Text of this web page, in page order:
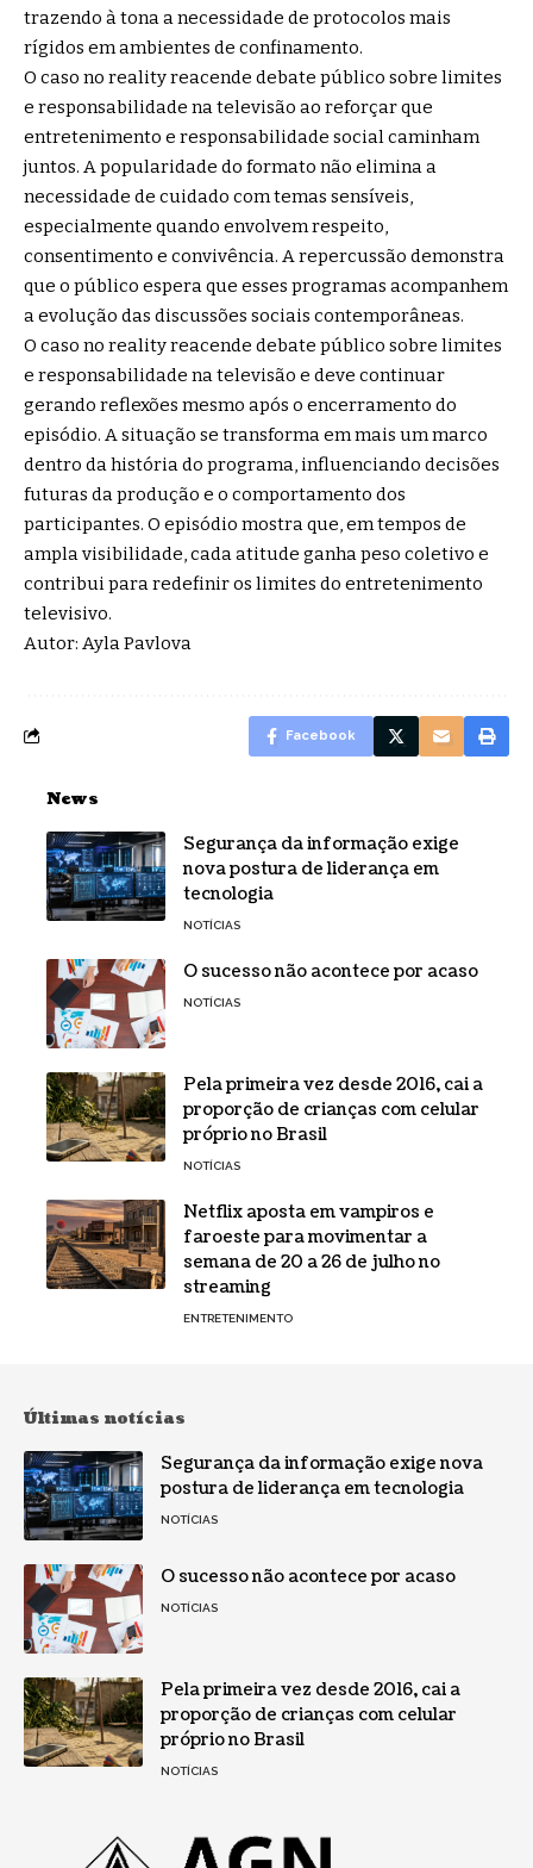
trazendo à tona a necessidade de protocolos mais
rígidos em ambientes de confinamento.
O caso no reality reacende debate público sobre limites
e responsabilidade na televisão ao reforçar que
entretenimento e responsabilidade social caminham
juntos. A popularidade do formato não elimina a
necessidade de cuidado com temas sensíveis,
especialmente quando envolvem respeito,
consentimento e convivência. A repercussão demonstra
que o público espera que esses programas acompanhem
a evolução das discussões sociais contemporâneas.
O caso no reality reacende debate público sobre limites
e responsabilidade na televisão e deve continuar
gerando reflexões mesmo após o encerramento do
episódio. A situação se transforma em mais um marco
dentro da história do programa, influenciando decisões
futuras da produção e o comportamento dos
participantes. O episódio mostra que, em tempos de
ampla visibilidade, cada atitude ganha peso coletivo e
contribui para redefinir os limites do entretenimento
televisivo.
Autor: Ayla Pavlova
Facebook
News
Segurança da informação exige
nova postura de liderança em
tecnologia
NOTÍCIAS
O sucesso não acontece por acaso
NOTÍCIAS
Pela primeira vez desde 2016, cai a
proporção de crianças com celular
próprio no Brasil
NOTÍCIAS
Netflix aposta em vampiros e
faroeste para movimentar a
semana de 20 a 26 de julho no
streaming
ENTRETENIMENTO
Últimas notícias
Segurança da informação exige nova
postura de liderança em tecnologia
NOTÍCIAS
O sucesso não acontece por acaso
NOTÍCIAS
Pela primeira vez desde 2016, cai a
proporção de crianças com celular
próprio no Brasil
NOTÍCIAS